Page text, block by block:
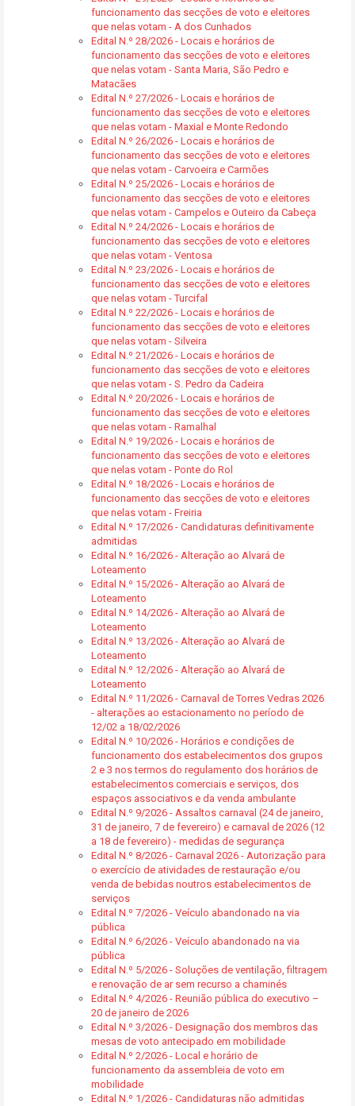
funcionamento das secções de voto e eleitores
que nelas votam - A dos Cunhados
Edital N.º 28/2026 - Locais e horários de
funcionamento das secções de voto e eleitores
que nelas votam - Santa Maria, São Pedro e
Matacães
Edital N.º 27/2026 - Locais e horários de
funcionamento das secções de voto e eleitores
que nelas votam - Maxial e Monte Redondo
Edital N.º 26/2026 - Locais e horários de
funcionamento das secções de voto e eleitores
que nelas votam - Carvoeira e Carmões
Edital N.º 25/2026 - Locais e horários de
funcionamento das secções de voto e eleitores
que nelas votam - Campelos e Outeiro da Cabeça
Edital N.º 24/2026 - Locais e horários de
funcionamento das secções de voto e eleitores
que nelas votam - Ventosa
Edital N.º 23/2026 - Locais e horários de
funcionamento das secções de voto e eleitores
que nelas votam - Turcifal
Edital N.º 22/2026 - Locais e horários de
funcionamento das secções de voto e eleitores
que nelas votam - Silveira
Edital N.º 21/2026 - Locais e horários de
funcionamento das secções de voto e eleitores
que nelas votam - S. Pedro da Cadeira
Edital N.º 20/2026 - Locais e horários de
funcionamento das secções de voto e eleitores
que nelas votam - Ramalhal
Edital N.º 19/2026 - Locais e horários de
funcionamento das secções de voto e eleitores
que nelas votam - Ponte do Rol
Edital N.º 18/2026 - Locais e horários de
funcionamento das secções de voto e eleitores
que nelas votam - Freiria
Edital N.º 17/2026 - Candidaturas definitivamente
admitidas
Edital N.º 16/2026 - Alteração ao Alvará de
Loteamento
Edital N.º 15/2026 - Alteração ao Alvará de
Loteamento
Edital N.º 14/2026 - Alteração ao Alvará de
Loteamento
Edital N.º 13/2026 - Alteração ao Alvará de
Loteamento
Edital N.º 12/2026 - Alteração ao Alvará de
Loteamento
Edital N.º 11/2026 - Carnaval de Torres Vedras 2026
- alterações ao estacionamento no período de
12/02 a 18/02/2026
Edital N.º 10/2026 - Horários e condições de
funcionamento dos estabelecimentos dos grupos
2 e 3 nos termos do regulamento dos horários de
estabelecimentos comerciais e serviços, dos
espaços associativos e da venda ambulante
Edital N.º 9/2026 - Assaltos carnaval (24 de janeiro,
31 de janeiro, 7 de fevereiro) e carnaval de 2026 (12
a 18 de fevereiro) - medidas de segurança
Edital N.º 8/2026 - Carnaval 2026 - Autorização para
o exercício de atividades de restauração e/ou
venda de bebidas noutros estabelecimentos de
serviços
Edital N.º 7/2026 - Veículo abandonado na via
pública
Edital N.º 6/2026 - Veículo abandonado na via
pública
Edital N.º 5/2026 - Soluções de ventilação, filtragem
e renovação de ar sem recurso a chaminés
Edital N.º 4/2026 - Reunião pública do executivo –
20 de janeiro de 2026
Edital N.º 3/2026 - Designação dos membros das
mesas de voto antecipado em mobilidade
Edital N.º 2/2026 - Local e horário de
funcionamento da assembleia de voto em
mobilidade
Edital N.º 1/2026 - Candidaturas não admitidas